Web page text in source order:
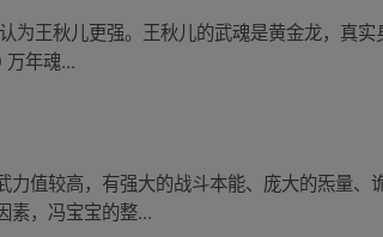
为王秋儿更强。王秋儿的武魂是黄金龙，真
年魂...
值较高，有强大的战斗本能、庞大的炁量、
素，冯宝宝的整...